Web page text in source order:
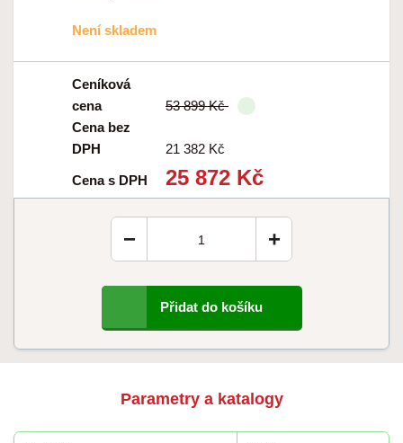
Není skladem
Ceníková
cena
53 899 Kč
Cena bez
DPH
21 382 Kč
Cena s DPH 25 872 Kč
+
−
Přidat do košíku
Parametry a katalogy